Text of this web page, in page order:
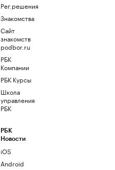
Рег.решения
Знакомства
Сайт
знакомств
podbor.ru
РБК
Компании
РБК Курсы
Школа
управления
РБК
РБК
Новости
iOS
Android